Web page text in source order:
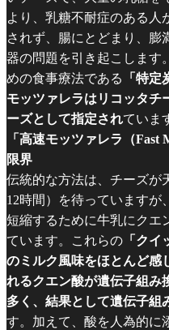
より、乳糖不耐症のある人
されず、腸にとどまり、膨
器の問題を引き起こします
めの食事療法である
「特定
モッツァレラはリコッタチ
ーズとして指定されていま
「高速モッツァレラ（Fast
限界
伝統的な方法は、チーズが
12時間）を待っていますが
短縮するために牛乳にクエ
ています。これらの 「ク
のミルク風味をほとんど感
れるクエン酸が遺伝子組み
多く、結果として遺伝子組
す。加えて、酸を人為的に